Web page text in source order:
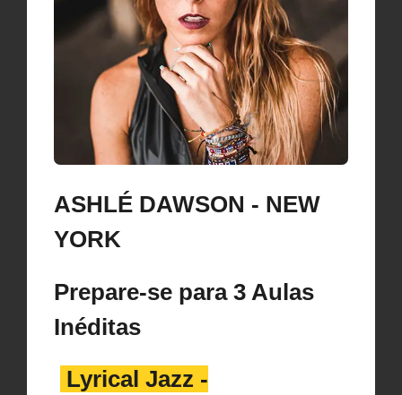
ASHLÉ DAWSON - NEW
YORK
Prepare-se para 3 Aulas
Inéditas
Lyrical Jazz -